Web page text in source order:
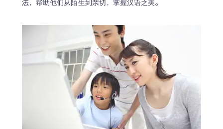
法，帮助他们从陌生到亲切，掌握汉语之美。